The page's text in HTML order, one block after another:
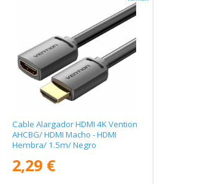
Cable Alargador HDMI 4K Vention
AHCBG/ HDMI Macho - HDMI
Hembra/ 1.5m/ Negro
2,29 €